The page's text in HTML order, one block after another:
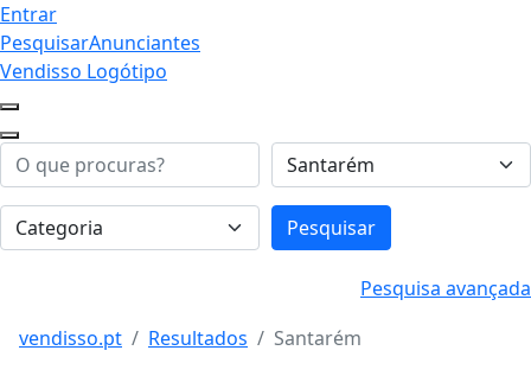
Entrar
PesquisarAnunciantes
Vendisso Logótipo
Pesquisar
Pesquisa avançada
vendisso.pt
Resultados Santarém